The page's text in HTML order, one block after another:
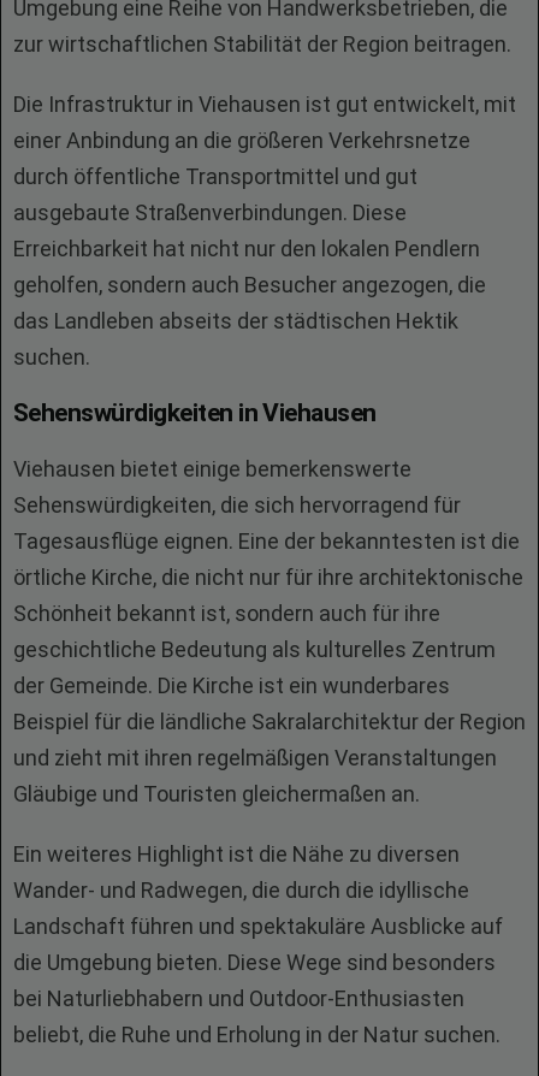
Umgebung eine Reihe von Handwerksbetrieben, die
zur wirtschaftlichen Stabilität der Region beitragen.
Die Infrastruktur in Viehausen ist gut entwickelt, mit
einer Anbindung an die größeren Verkehrsnetze
durch öffentliche Transportmittel und gut
ausgebaute Straßenverbindungen. Diese
Erreichbarkeit hat nicht nur den lokalen Pendlern
geholfen, sondern auch Besucher angezogen, die
das Landleben abseits der städtischen Hektik
suchen.
Sehenswürdigkeiten in Viehausen
Viehausen bietet einige bemerkenswerte
Sehenswürdigkeiten, die sich hervorragend für
Tagesausflüge eignen. Eine der bekanntesten ist die
örtliche Kirche, die nicht nur für ihre architektonische
Schönheit bekannt ist, sondern auch für ihre
geschichtliche Bedeutung als kulturelles Zentrum
der Gemeinde. Die Kirche ist ein wunderbares
Beispiel für die ländliche Sakralarchitektur der Region
und zieht mit ihren regelmäßigen Veranstaltungen
Gläubige und Touristen gleichermaßen an.
Ein weiteres Highlight ist die Nähe zu diversen
Wander- und Radwegen, die durch die idyllische
Landschaft führen und spektakuläre Ausblicke auf
die Umgebung bieten. Diese Wege sind besonders
bei Naturliebhabern und Outdoor-Enthusiasten
beliebt, die Ruhe und Erholung in der Natur suchen.